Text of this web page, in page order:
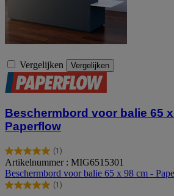
Vergelijken Vergelijken
Beschermbord voor balie 65
Paperflow
(1)
5.0
van
de
5
Artikelnummer : MIG6515301
Beschermbord voor balie 65 x 98 cm -
(1)
5.0